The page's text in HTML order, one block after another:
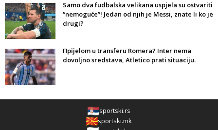
Samo dva fudbalska velikana uspjela su ostvariti
“nemoguće”! Jedan od njih je Messi, znate li ko je
drugi?
Прijelom u transferu Romera? Inter nema
dovoljno sredstava, Atletico prati situaciju.
sportski.rs
sportski.mk